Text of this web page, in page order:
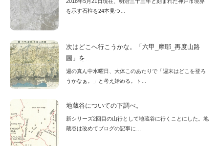
を示す石柱を24本見つ…
次はどこへ行こうかな。「六甲_摩耶_再度山路
圖」を…
週の真ん中水曜日、大体このあたりで「週末はどこを登ろ
うかなぁ。」と考え始める。ト…
地蔵谷についての下調べ。
新シリーズ2回目の山行として地蔵谷に行くことにした。地
蔵谷は改めてブログの記事に…